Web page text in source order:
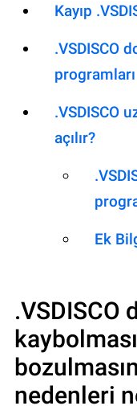
Kayıp
.VSDISCO
programları
.VSDISCO
açılır?
Ek
.VSDISCO
nedenleri